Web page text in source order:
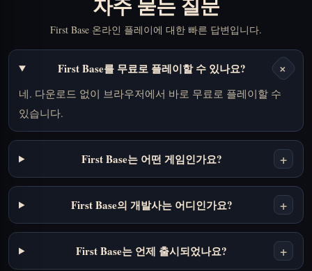
자주 묻는 질문
First Base 온라인 플레이에 대한 빠른 답변입니다.
First Base를 무료로 플레이할 수 있나요? +
네. 다운로드 없이 브라우저에서 바로 무료로 플레이할 수
있습니다.
First Base는 어떤 게임인가요? +
First Base의 개발사는 어디인가요? +
First Base는 언제 출시되었나요? +